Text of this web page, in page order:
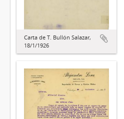
Carta de T. Bullón Salazar,
18/1/1926